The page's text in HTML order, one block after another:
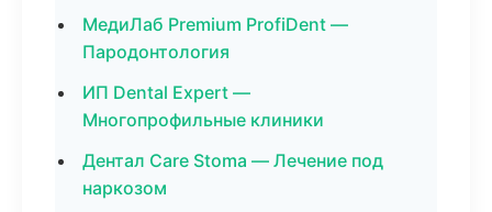
МедиЛаб Premium ProfiDent —
Пародонтология
ИП Dental Expert —
Многопрофильные клиники
Дентал Care Stoma — Лечение под
наркозом